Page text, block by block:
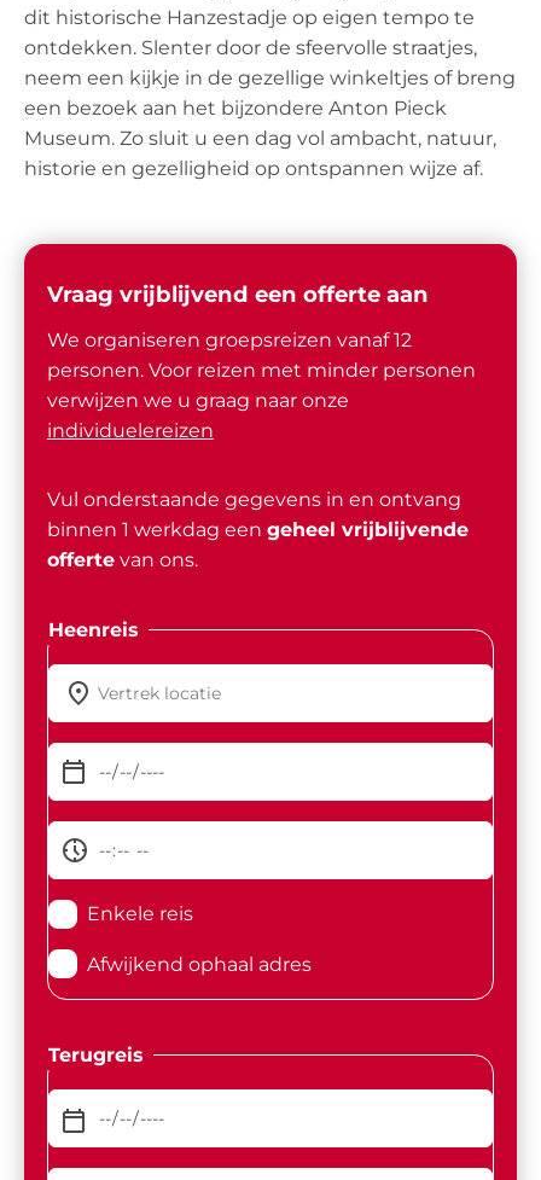
dit historische Hanzestadje op eigen tempo te
ontdekken. Slenter door de sfeervolle straatjes,
neem een kijkje in de gezellige winkeltjes of breng
een bezoek aan het bijzondere Anton Pieck
Museum. Zo sluit u een dag vol ambacht, natuur,
historie en gezelligheid op ontspannen wijze af.
Vraag vrijblijvend een offerte aan
We organiseren groepsreizen vanaf 12
personen. Voor reizen met minder personen
verwijzen we u graag naar onze
individuelereizen
Vul onderstaande gegevens in en ontvang
binnen 1 werkdag een geheel vrijblijvende
offertevan ons.
Heenreis
Enkele reis
Afwijkend ophaal adres
Terugreis